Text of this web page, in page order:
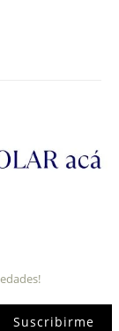
Suscribirme